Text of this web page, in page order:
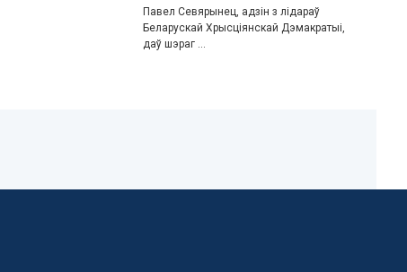
Павел Севярынец, адзін з лідараў
Беларускай Хрысціянскай Дэмакратыі,
даў шэраг ...